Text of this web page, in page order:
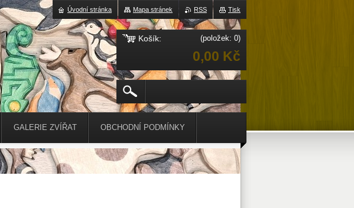
GALERIE ZVÍŘAT OBCHODNÍ PODMÍNKY
Tisk
RSS
Mapa stránek
Úvodní stránka
Košík: (položek: 0)
0,00 Kč